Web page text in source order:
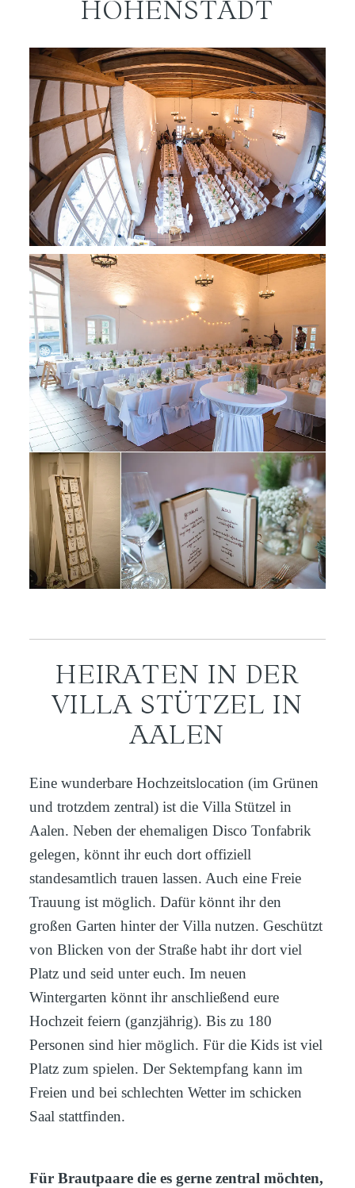
HOHENSTADT
HEIRATEN IN DER
VILLA STÜTZEL IN
AALEN
Eine wunderbare Hochzeitslocation (im Grünen
und trotzdem zentral) ist die Villa Stützel in
Aalen. Neben der ehemaligen Disco Tonfabrik
gelegen, könnt ihr euch dort offiziell
standesamtlich trauen lassen. Auch eine Freie
Trauung ist möglich. Dafür könnt ihr den
großen Garten hinter der Villa nutzen. Geschützt
von Blicken von der Straße habt ihr dort viel
Platz und seid unter euch. Im neuen
Wintergarten könnt ihr anschließend eure
Hochzeit feiern (ganzjährig). Bis zu 180
Personen sind hier möglich. Für die Kids ist viel
Platz zum spielen. Der Sektempfang kann im
Freien und bei schlechten Wetter im schicken
Saal stattfinden.
Für Brautpaare die es gerne zentral möchten,